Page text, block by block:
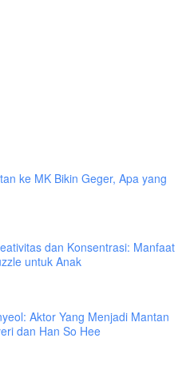
ke MK Bikin Geger, Apa yang
dan Konsentrasi: Manfaat
untuk Anak
Aktor Yang Menjadi Mantan
dan Han So Hee